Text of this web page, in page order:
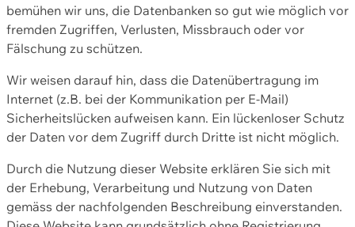
bemühen wir uns, die Datenbanken so gut wie möglich vor
fremden Zugriffen, Verlusten, Missbrauch oder vor
Fälschung zu schützen.
Wir weisen darauf hin, dass die Datenübertragung im
Internet (z.B. bei der Kommunikation per E-Mail)
Sicherheitslücken aufweisen kann. Ein lückenloser Schutz
der Daten vor dem Zugriff durch Dritte ist nicht möglich.
Durch die Nutzung dieser Website erklären Sie sich mit
der Erhebung, Verarbeitung und Nutzung von Daten
gemäss der nachfolgenden Beschreibung einverstanden.